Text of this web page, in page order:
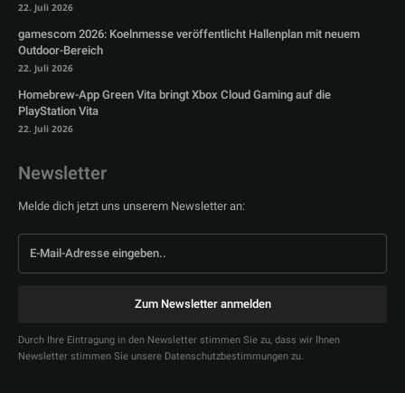
22. Juli 2026
gamescom 2026: Koelnmesse veröffentlicht Hallenplan mit neuem
Outdoor-Bereich
22. Juli 2026
Homebrew-App Green Vita bringt Xbox Cloud Gaming auf die
PlayStation Vita
22. Juli 2026
Newsletter
Melde dich jetzt uns unserem Newsletter an:
Zum Newsletter anmelden
Durch Ihre Eintragung in den Newsletter stimmen Sie zu, dass wir Ihnen
Newsletter stimmen Sie unsere Datenschutzbestimmungen zu.